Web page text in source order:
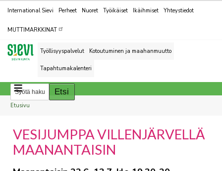
Kohderyhmät
International Sievi Perheet Nuoret Työikäiset Ikäihmiset Yhteystiedot
MUTTIMARKKINAT
Työllisyyspalvelut Kotoutuminen ja maahanmuutto
Tapahtumakalenteri
Breadcrumbs
You
here:
Etusivu
VESIJUMPPA VILLENJÄRVELLÄ
MAANANTAISIN